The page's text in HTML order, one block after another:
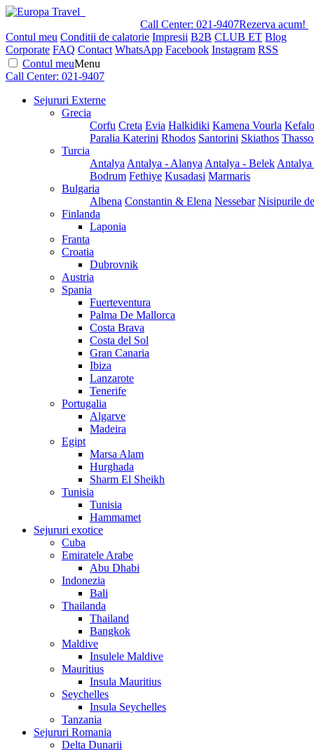
Call Center: 021-9407Rezerva acum!
Contul meu Conditii de calatorie Impresii B2B CLUB ET Blog
Corporate FAQ Contact WhatsApp Facebook Instagram RSS
Contul meuMenu
Call Center: 021-9407
Sejururi Externe
Grecia
Corfu Creta Evia Halkidiki Kamena Vourla
Paralia Katerini Rhodos Santorini Skiathos
Turcia
Antalya Antalya - Alanya Antalya - Belek
Bodrum Fethiye Kusadasi Marmaris
Bulgaria
Albena Constantin & Elena Nessebar Nisipurile
Finlanda
Laponia
Franta
Croatia
Dubrovnik
Austria
Spania
Fuerteventura
Palma De Mallorca
Costa Brava
Costa del Sol
Gran Canaria
Ibiza
Lanzarote
Tenerife
Portugalia
Algarve
Madeira
Egipt
Marsa Alam
Hurghada
Sharm El Sheikh
Tunisia
Tunisia
Hammamet
Sejururi exotice
Cuba
Emiratele Arabe
Abu Dhabi
Indonezia
Bali
Thailanda
Thailand
Bangkok
Maldive
Insulele Maldive
Mauritius
Insula Mauritius
Seychelles
Insula Seychelles
Tanzania
Sejururi Romania
Delta Dunarii